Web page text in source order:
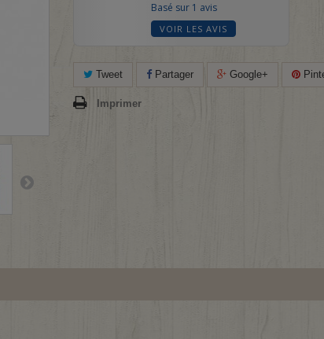
Basé sur 1 avis
VOIR LES AVIS
Tweet Partager Google+
Imprimer